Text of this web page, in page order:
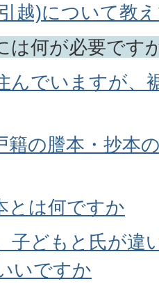
越)について教
は何が必要です
んでいますが、
籍の謄本・抄本
とは何ですか
子どもと氏が違
いですか